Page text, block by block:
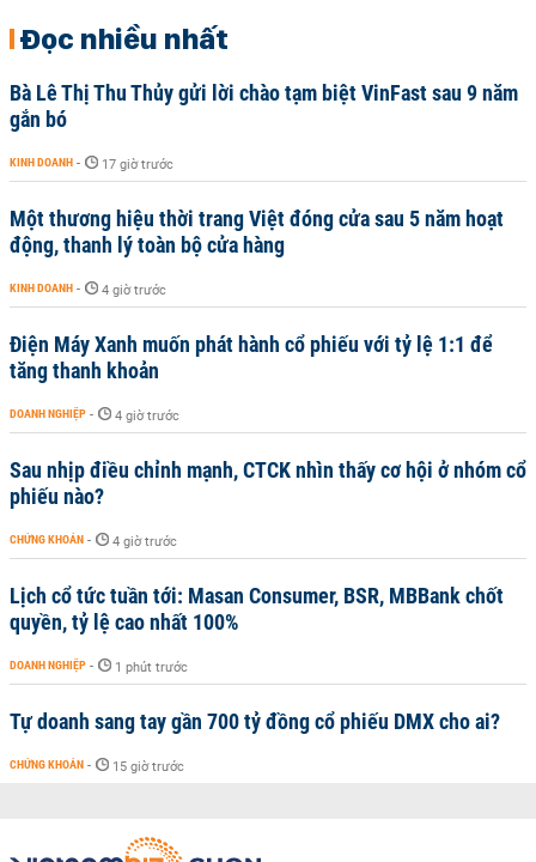
Đọc nhiều nhất
Bà Lê Thị Thu Thủy gửi lời chào tạm biệt VinFast sau 9 năm
gắn bó
KINH DOANH - 17 giờ trước
Một thương hiệu thời trang Việt đóng cửa sau 5 năm hoạt
động, thanh lý toàn bộ cửa hàng
KINH DOANH - 4 giờ trước
Điện Máy Xanh muốn phát hành cổ phiếu với tỷ lệ 1:1 để
tăng thanh khoản
DOANH NGHIỆP - 4 giờ trước
Sau nhịp điều chỉnh mạnh, CTCK nhìn thấy cơ hội ở nhóm cổ
phiếu nào?
CHỨNG KHOÁN - 4 giờ trước
Lịch cổ tức tuần tới: Masan Consumer, BSR, MBBank chốt
quyền, tỷ lệ cao nhất 100%
DOANH NGHIỆP - 1 phút trước
Tự doanh sang tay gần 700 tỷ đồng cổ phiếu DMX cho ai?
CHỨNG KHOÁN - 15 giờ trước